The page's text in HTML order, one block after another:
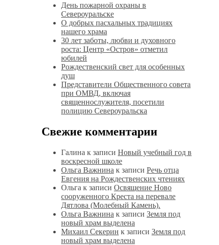
День пожарной охраны в
Североуральске
О добрых пасхальных традициях
нашего храма
30 лет заботы, любви и духовного
роста: Центр «Остров» отметил
юбилей
Рождественский свет для особенных
душ
Представители Общественного совета
при ОМВД, включая
священнослужителя, посетили
полицию Североуральска
Свежие комментарии
Галина к записи Новый учебный год в
воскресной школе
Ольга Важнина к записи Речь отца
Евгения на Рождественских чтениях
Ольга к записи Освящение Ново
сооруженного Креста на перевале
Дятлова (Молебный Камень).
Ольга Важнина к записи Земля под
новый храм выделена
Михаил Секерин к записи Земля под
новый храм выделена